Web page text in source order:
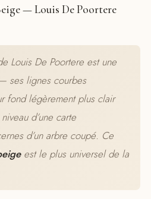
— Louis De Poortere
Louis De Poortere est une
ses lignes courbes
fond légèrement plus clair
d’une carte
d’un arbre coupé. Ce
est le plus universel de la